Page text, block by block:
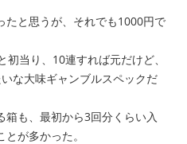
たと思うが、それでも1000円で
当り、10連すれば元だけど、
な大味ギャンブルスペックだ
箱も、最初から3回分くらい入
が多かった。